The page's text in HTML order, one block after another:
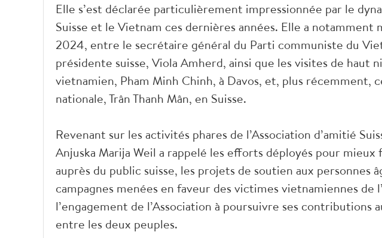
Elle s’est déclarée particulièrement impressionnée par le
Suisse et le Vietnam ces dernières années. Elle a
2024, entre le secrétaire général du Parti communiste du
présidente suisse, Viola Amherd, ainsi que les visites de haut
vietnamien, Pham Minh Chinh, à Davos, et, plus récemment,
nationale, Trân Thanh Mân, en Suisse.
Revenant sur les activités phares de l’Association d’amitié
Anjuska Marija Weil a rappelé les efforts déployés pour
auprès du public suisse, les projets de soutien aux personnes
campagnes menées en faveur des victimes vietnamiennes de
l’engagement de l’Association à poursuivre ses contributions
entre les deux peuples.